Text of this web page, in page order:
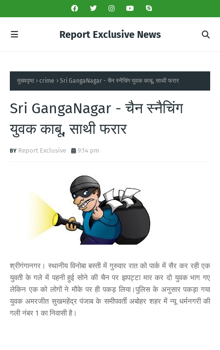
Report Exclusive News
मुख्यपृष्ठ crime Sri GangaNagar - चैन स्नैचिंग युवक काबू, साथी फरार
Sri GangaNagar - चैन स्नैचिंग
युवक काबू, साथी फरार
Report Exclusive 9:14 pm
श्रीगंगानगर। स्थानीय विनोबा बस्ती में गुरुवार रात को पार्क में सैर कर रही एक
युवती के गले में पहनी हुई सोने की चैन पर झपट्टा मार कर दो युवक भाग गए
लेकिन एक को लोगों ने मौके पर ही पकड़ लिया।पुलिस के अनुसार पकड़ा गया
युवक अमरजीत सुखमहेंद्र पंजाब के समीपवर्ती अबोहर शहर में न्यू धर्मनगरी की
गली नंबर 1 का निवासी है।